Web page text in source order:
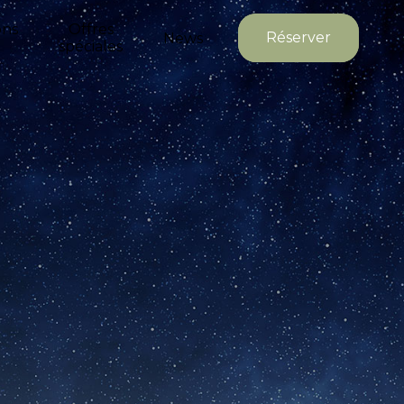
Offres
spéciales
News Réserver